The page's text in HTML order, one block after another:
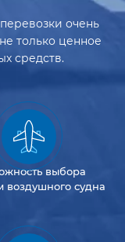
очень
только ценное
средств.
выбора
воздушного судна